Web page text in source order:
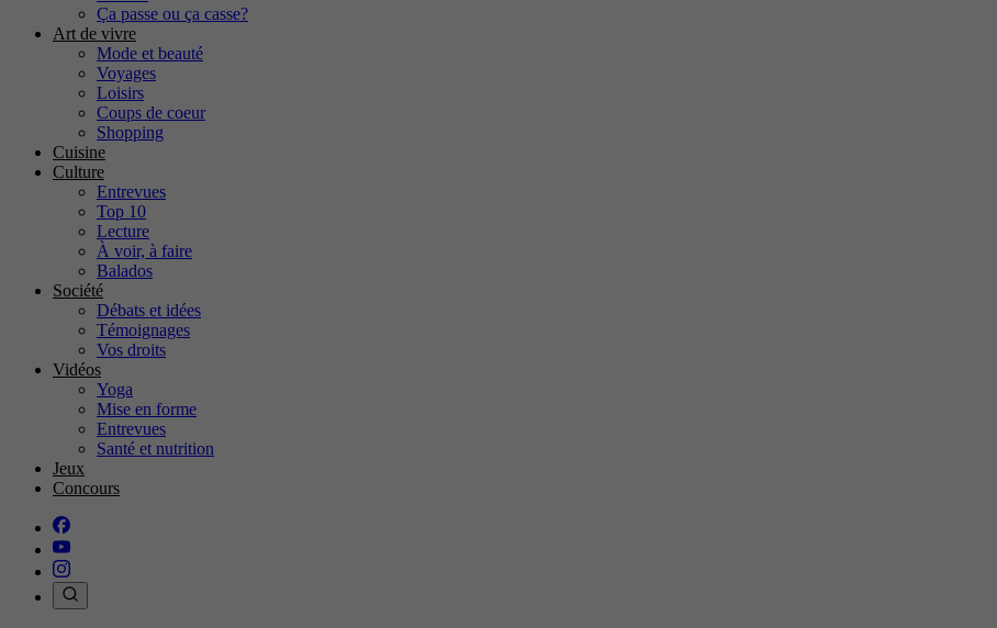
Ça passe ou ça casse?
Art de vivre
Mode et beauté
Voyages
Loisirs
Coups de coeur
Shopping
Cuisine
Culture
Entrevues
Top 10
Lecture
À voir, à faire
Balados
Société
Débats et idées
Témoignages
Vos droits
Vidéos
Yoga
Mise en forme
Entrevues
Santé et nutrition
Jeux
Concours